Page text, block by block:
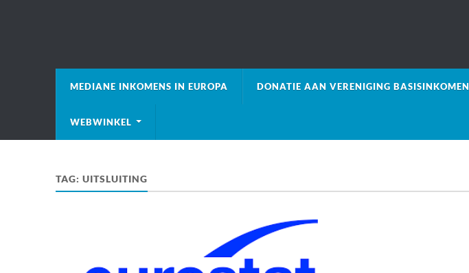
MEDIANE INKOMENS IN EUROPA DONATIE AAN VERENIGING BASISINKOMEN
WEBWINKEL
TAG: UITSLUITING